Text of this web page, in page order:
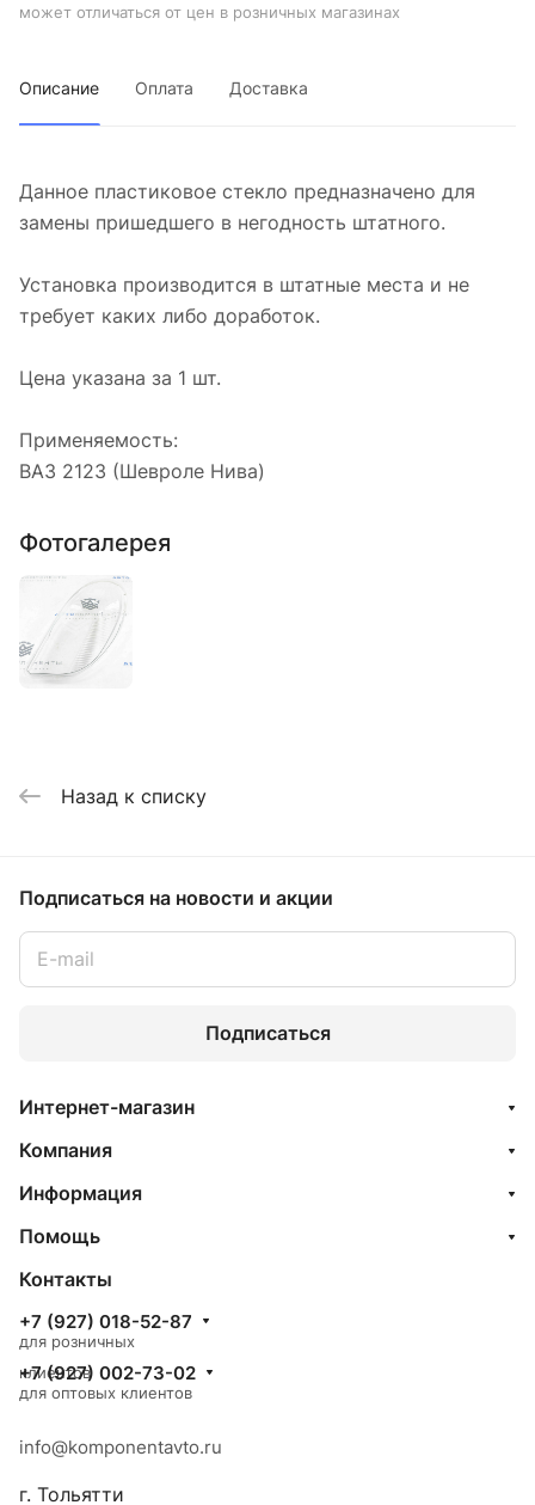
может отличаться от цен в розничных магазинах
Описание Оплата Доставка
Данное пластиковое стекло предназначено для
замены пришедшего в негодность штатного.
Установка производится в штатные места и не
требует каких либо доработок.
Цена указана за 1 шт.
Применяемость:
ВАЗ 2123 (Шевроле Нива)
Фотогалерея
Назад к списку
Подписаться на новости и акции
Подписаться
Интернет-магазин
Компания
Информация
Помощь
Контакты
+7 (927) 018-52-87
для розничных
клиентов
+7 (927) 002-73-02
для оптовых клиентов
info@komponentavto.ru
г. Тольятти